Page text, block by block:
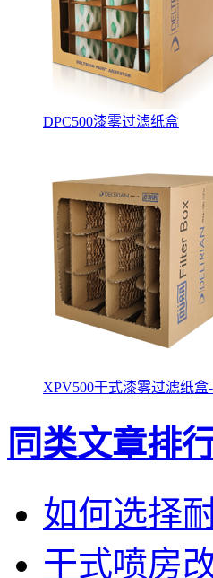
DPC500漆雾过滤纸盒
XPV500干式漆雾过滤纸
同类文章排
如何选择
干式喷房